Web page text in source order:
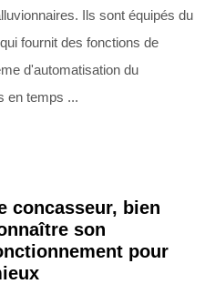
Ils sont équipés du
fournit des fonctions de
d'automatisation du
en temps ...
concasseur, bien
son
pour